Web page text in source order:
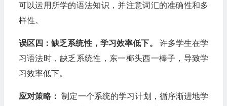
可以运用所学的语法知识，并注意词汇的准确性和多
样性。
误区四：缺乏系统性，学习效率低下。
许多学生在学
习语法时，缺乏系统性，东一榔头西一棒子，导致学
习效率低下。
应对策略： 制定一个系统的学习计划，循序渐进地学